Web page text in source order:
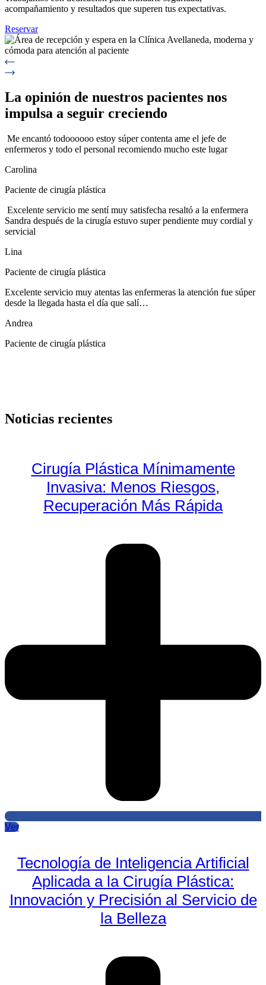
acompañamiento y resultados que superen tus expectativas.
Reservar
La opinión de nuestros pacientes nos
impulsa a seguir creciendo
Me encantó todoooooo estoy súper contenta ame el jefe de
enfermeros y todo el personal recomiendo mucho este lugar
Carolina
Paciente de cirugía plástica
Excelente servicio me sentí muy satisfecha resaltó a la enfermera
Sandra después de la cirugía estuvo super pendiente muy cordial y
servicial
Lina
Paciente de cirugía plástica
Excelente servicio muy atentas las enfermeras la atención fue súper
desde la llegada hasta el día que salí…
Andrea
Paciente de cirugía plástica
Noticias recientes
Cirugía Plástica Mínimamente
Invasiva: Menos Riesgos,
Recuperación Más Rápida
Ver
Tecnología de Inteligencia Artificial
Aplicada a la Cirugía Plástica:
Innovación y Precisión al Servicio de
la Belleza